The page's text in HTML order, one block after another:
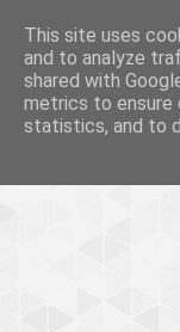
This site uses
and to analyze
shared with
metrics to ensure
statistics, and to